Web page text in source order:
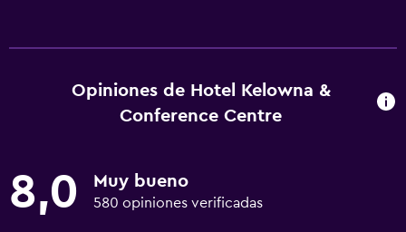
Opiniones de Hotel Kelowna &
Conference Centre
8,0 Muy bueno
580 opiniones verificadas